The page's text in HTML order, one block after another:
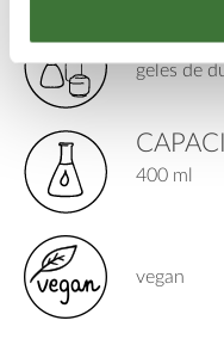
TIPO
geles de
400 ml
vegan